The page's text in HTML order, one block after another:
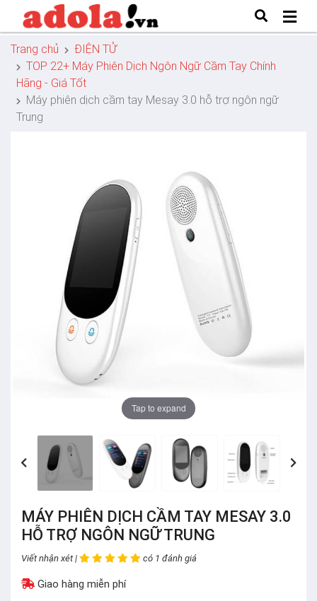
Trang chủ
ĐIỆN TỬ
TOP 22+ Máy Phiên Dịch Ngôn Ngữ Cầm Tay Chính
Hãng - Giá Tốt
Máy phiên dịch cầm tay Mesay 3.0 hỗ trợ ngôn ngữ
Trung
Tap to expand
MÁY PHIÊN DỊCH CẦM TAY MESAY 3.0
HỖ TRỢ NGÔN NGỮ TRUNG
Viết nhận xét | có 1 đánh giá
Giao hàng miễn phí